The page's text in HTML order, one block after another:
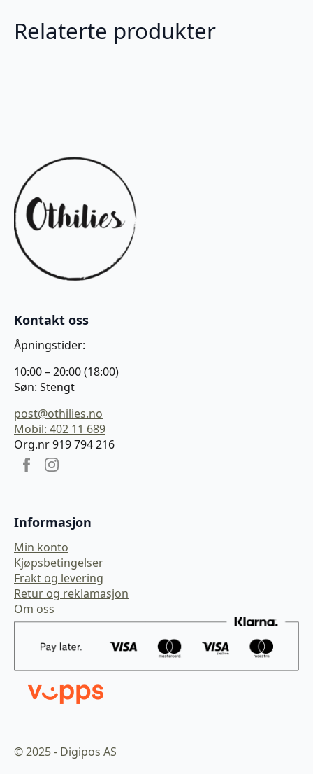
Relaterte produkter
Kontakt oss
Åpningstider:
10:00 – 20:00 (18:00)
Søn: Stengt
post@othilies.no
Mobil: 402 11 689
Org.nr 919 794 216
Informasjon
Min konto
Kjøpsbetingelser
Frakt og levering
Retur og reklamasjon
Om oss
© 2025 - Digipos AS